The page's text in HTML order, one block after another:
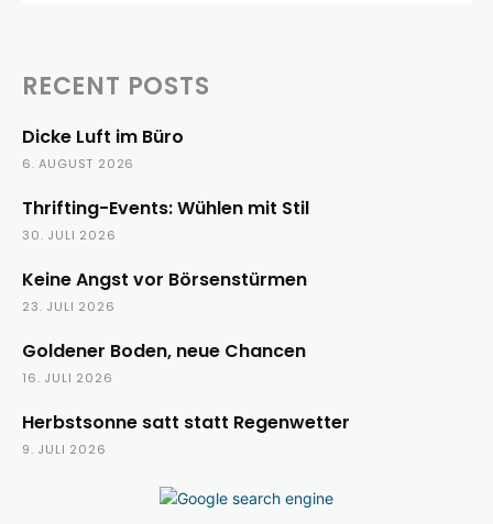
RECENT POSTS
Dicke Luft im Büro
6. AUGUST 2026
Thrifting-Events: Wühlen mit Stil
30. JULI 2026
Keine Angst vor Börsenstürmen
23. JULI 2026
Goldener Boden, neue Chancen
16. JULI 2026
Herbstsonne satt statt Regenwetter
9. JULI 2026